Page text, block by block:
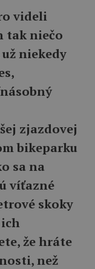
videli
tak niečo
niekedy
zjazdovej
bikeparku
sa na
víťazné
skoky
že hráte
než